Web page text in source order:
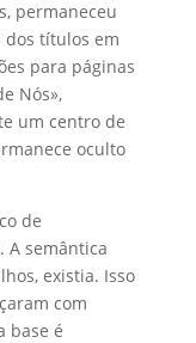
permaneceu
dos títulos em
para páginas
Nós»,
um centro de
oculto
de
A semântica
existia. Isso
com
base é